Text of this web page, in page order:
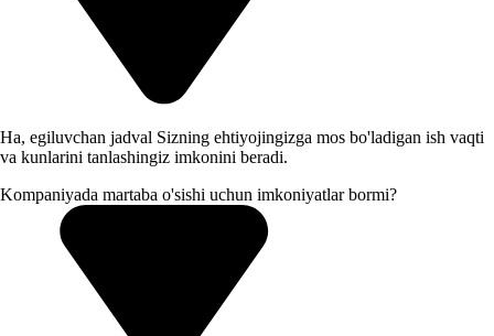
Ha, egiluvchan jadval Sizning ehtiyojingizga mos bo'ladigan ish vaqti
va kunlarini tanlashingiz imkonini beradi.
Kompaniyada martaba o'sishi uchun imkoniyatlar bormi?